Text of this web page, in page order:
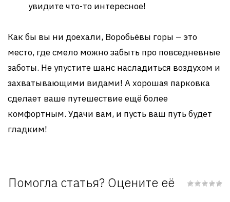
увидите что-то интересное!
Как бы вы ни доехали, Воробьёвы горы – это
место, где смело можно забыть про повседневные
заботы. Не упустите шанс насладиться воздухом и
захватывающими видами! А хорошая парковка
сделает ваше путешествие ещё более
комфортным. Удачи вам, и пусть ваш путь будет
гладким!
Помогла статья? Оцените её